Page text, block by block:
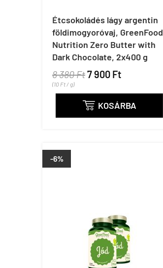
Étcsokoládés lágy argentin
földimogyoróvaj, GreenFood
Nutrition Zero Butter with
Dark Chocolate, 2x400 g
8 380 Ft7 900 Ft
(10 Ft / g)
 KOSÁRBA
-6%